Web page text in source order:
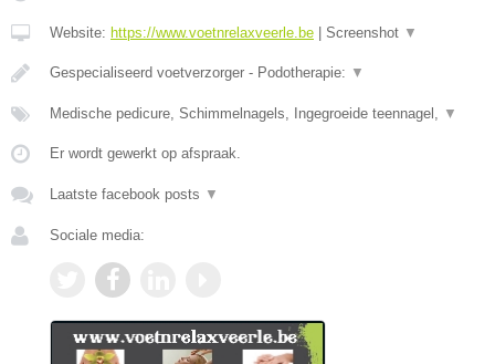
Website: https://www.voetnrelaxveerle.be Screenshot ▼
Gespecialiseerd voetverzorger - Podotherapie: ▼
Medische pedicure, Schimmelnagels, Ingegroeide teennagel, ▼
Er wordt gewerkt op afspraak.
Laatste facebook posts ▼
Sociale media: